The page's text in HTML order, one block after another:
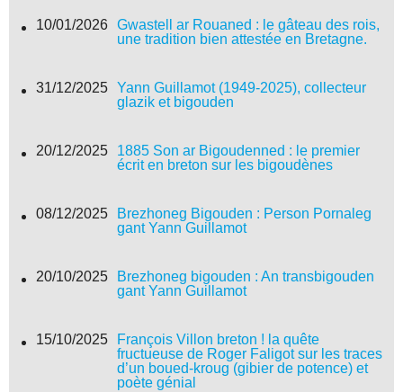
Gwastell ar Rouaned : le gâteau des rois,
une tradition bien attestée en Bretagne.
10/01/2026
Yann Guillamot (1949-2025), collecteur
glazik et bigouden
31/12/2025
1885 Son ar Bigoudenned : le premier
écrit en breton sur les bigoudènes
20/12/2025
Brezhoneg Bigouden : Person Pornaleg
gant Yann Guillamot
08/12/2025
Brezhoneg bigouden : An transbigouden
gant Yann Guillamot
20/10/2025
François Villon breton ! la quête
fructueuse de Roger Faligot sur les traces
d’un boued-kroug (gibier de potence) et
poète génial
15/10/2025